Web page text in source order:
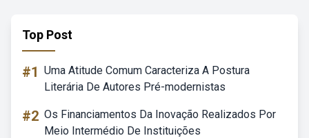
Top Post
#1 Uma Atitude Comum Caracteriza A Postura
Literária De Autores Pré-modernistas
#2 Os Financiamentos Da Inovação Realizados Por
Meio Intermédio De Instituições